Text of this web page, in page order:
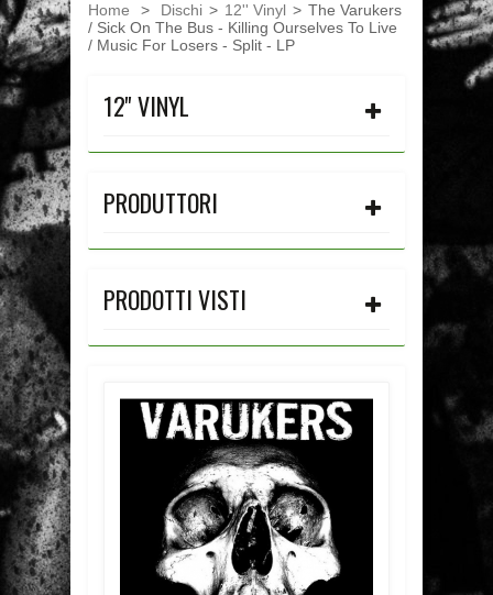
Home > Dischi > 12'' Vinyl > The Varukers
/ Sick On The Bus - Killing Ourselves To Live
/ Music For Losers - Split - LP
12'' VINYL
PRODUTTORI
PRODOTTI VISTI